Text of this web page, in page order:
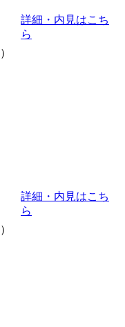
詳細・内見はこち
ら
）
詳細・内見はこち
ら
）